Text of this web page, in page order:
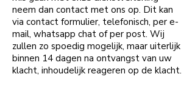
neem dan contact met ons op. Dit kan
via contact formulier, telefonisch, per e-
mail, whatsapp chat of per post. Wij
zullen zo spoedig mogelijk, maar uiterlijk
binnen 14 dagen na ontvangst van uw
klacht, inhoudelijk reageren op de klacht.